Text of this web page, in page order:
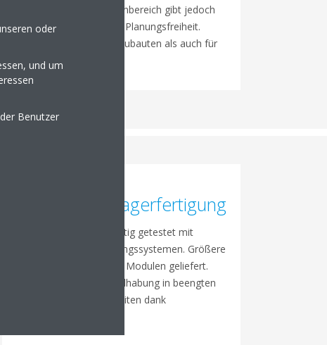
Installation in den Außenbereich gibt jedoch
für die Aufstellung volle Planungsfreiheit.
Geeignet sowohl für Neubauten als auch für
Umrüstvorhaben.
Plug-&-Play, Lagerfertigung
Vorkonfiguriert, werkseitig getestet mit
voreingestellten Regelungssystemen. Größere
Modelle werden in zwei Modulen geliefert.
Das erleichtert die Handhabung in beengten
Räumen. Kurze Lieferzeiten dank
oder
und um
Benutzer